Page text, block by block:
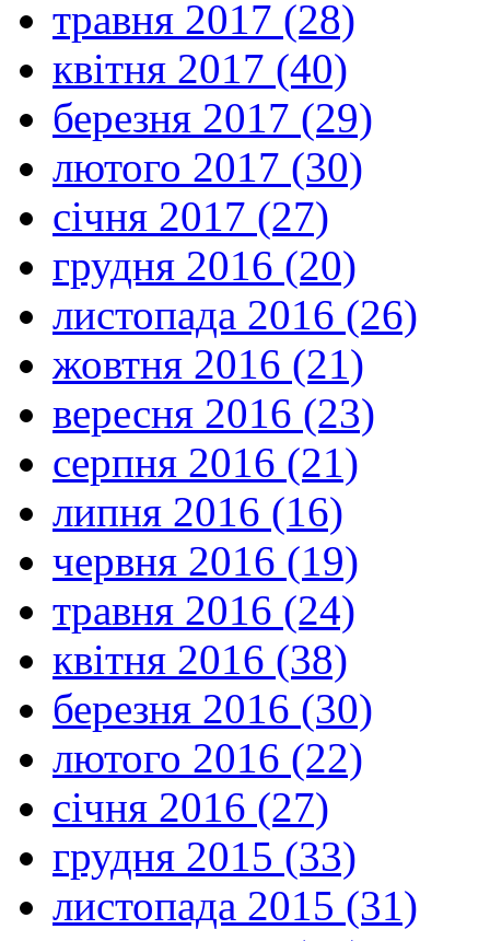
травня 2017 (28)
квітня 2017 (40)
березня 2017 (29)
лютого 2017 (30)
січня 2017 (27)
грудня 2016 (20)
листопада 2016 (26)
жовтня 2016 (21)
вересня 2016 (23)
серпня 2016 (21)
липня 2016 (16)
червня 2016 (19)
травня 2016 (24)
квітня 2016 (38)
березня 2016 (30)
лютого 2016 (22)
січня 2016 (27)
грудня 2015 (33)
листопада 2015 (31)